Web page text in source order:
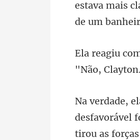
estava mais
sfavorável
tiro